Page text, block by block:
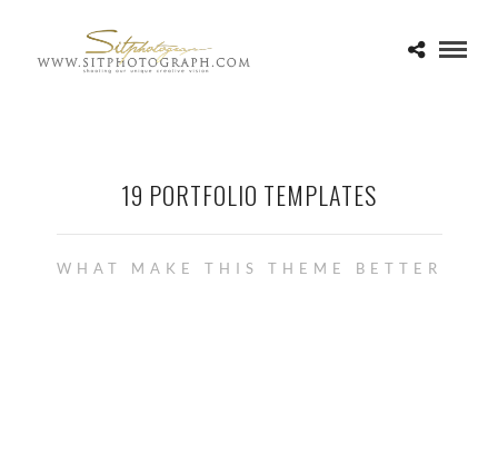
19 PORTFOLIO TEMPLATES
WHAT MAKE THIS THEME BETTER